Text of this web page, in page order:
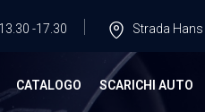
-17.30 Strada
CATALOGO SCARICHI AUTO